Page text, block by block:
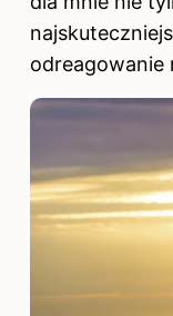
odreagowanie